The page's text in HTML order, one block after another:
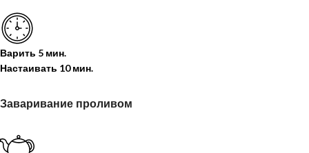
Варить 5 мин.
Настаивать 10 мин.
Заваривание проливом